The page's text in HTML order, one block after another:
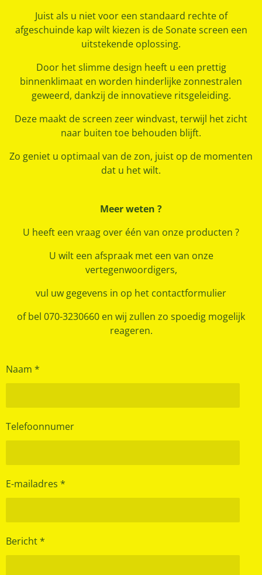
Juist als u niet voor een standaard rechte of
afgeschuinde kap wilt kiezen is de Sonate screen een
uitstekende oplossing.
Door het slimme design heeft u een prettig
binnenklimaat en worden hinderlijke zonnestralen
geweerd, dankzij de innovatieve ritsgeleiding.
Deze maakt de screen zeer windvast, terwijl het zicht
naar buiten toe behouden blijft.
Zo geniet u optimaal van de zon, juist op de momenten
dat u het wilt.
Meer weten ?
U heeft een vraag over één van onze producten ?
U wilt een afspraak met een van onze
vertegenwoordigers,
vul uw gegevens in op het contactformulier
of bel 070-3230660 en wij zullen zo spoedig mogelijk
reageren.
Naam *
Telefoonnumer
E-mailadres *
Bericht *